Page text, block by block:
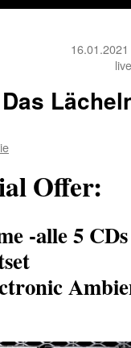
Offer:
-alle 5